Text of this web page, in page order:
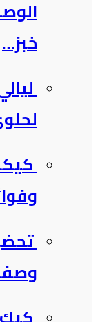
خبز…